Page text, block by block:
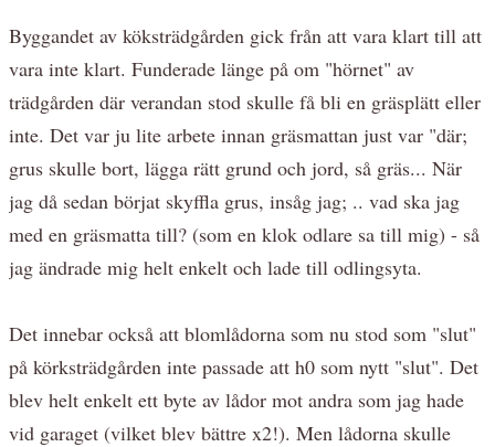
Byggandet av köksträdgården gick från att vara klart till att
vara inte klart. Funderade länge på om "hörnet" av
trädgården där verandan stod skulle få bli en gräsplätt eller
inte. Det var ju lite arbete innan gräsmattan just var "där;
grus skulle bort, lägga rätt grund och jord, så gräs... När
jag då sedan börjat skyffla grus, insåg jag; .. vad ska jag
med en gräsmatta till? (som en klok odlare sa till mig) - så
jag ändrade mig helt enkelt och lade till odlingsyta.
Det innebar också att blomlådorna som nu stod som "slut"
på körksträdgården inte passade att h0 som nytt "slut". Det
blev helt enkelt ett byte av lådor mot andra som jag hade
vid garaget (vilket blev bättre x2!). Men lådorna skulle